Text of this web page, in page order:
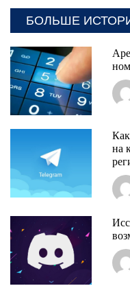
БОЛЬШЕ
на